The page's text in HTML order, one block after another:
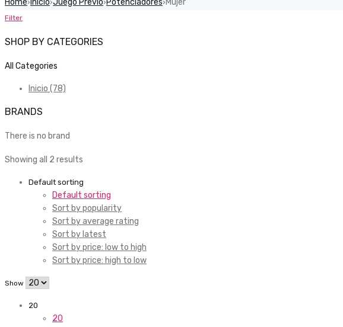
› › › ›
Filter
SHOP BY CATEGORIES
All Categories
Inicio (78)
BRANDS
There is no brand
Showing all 2 results
Default sorting
Default sorting
Sort by popularity
Sort by average rating
Sort by latest
Sort by price: low to high
Sort by price: high to low
Show
20
20